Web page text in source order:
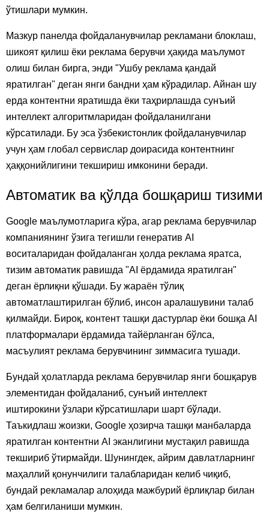
ўтишлари мумкин.
Мазкур панелда фойдаланувчилар рекламани блоклаш,
шикоят қилиш ёки реклама берувчи ҳақида маълумот
олиш билан бирга, энди "Ушбу реклама қандай
яратилган" деган янги бандни ҳам кўрадилар. Айнан шу
ерда контентни яратишда ёки таҳрирлашда сунъий
интеллект алгоритмларидан фойдаланилгани
кўрсатилади. Бу эса ўзбекистонлик фойдаланувчилар
учун ҳам глобал сервислар доирасида контентнинг
ҳаққонийлигини текшириш имконини беради.
Автоматик ва қўлда бошқариш тизими
Google маълумотларига кўра, агар реклама берувчилар
компаниянинг ўзига тегишли генератив AI
воситаларидан фойдаланган ҳолда реклама яратса,
тизим автоматик равишда "AI ёрдамида яратилган"
деган ёрлиқни қўшади. Бу жараён тўлиқ
автоматлаштирилган бўлиб, инсон аралашувини талаб
қилмайди. Бироқ, контент ташқи дастурлар ёки бошқа AI
платформалари ёрдамида тайёрланган бўлса,
масъулият реклама берувчининг зиммасига тушади.
Бундай ҳолатларда реклама берувчилар янги бошқарув
элементидан фойдаланиб, сунъий интеллект
иштирокини ўзлари кўрсатишлари шарт бўлади.
Таъкидлаш жоизки, Google ҳозирча ташқи манбаларда
яратилган контентни AI эканлигини мустақил равишда
текшириб ўтирмайди. Шунингдек, айрим давлатларнинг
маҳаллий қонунчилиги талабларидан келиб чиқиб,
бундай рекламалар алоҳида мажбурий ёрлиқлар билан
ҳам белгиланиши мумкин.